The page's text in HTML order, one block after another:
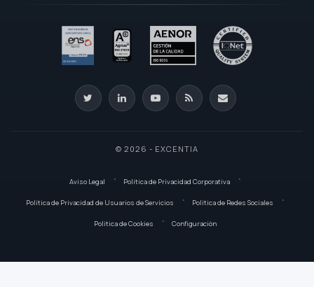
© 2026 - EXCENTIA
Aviso Legal Política de Privacidad Corporativa
Política de Privacidad de Usuarios de Servicios Política de Redes Sociales
Política de Cookies Configuración